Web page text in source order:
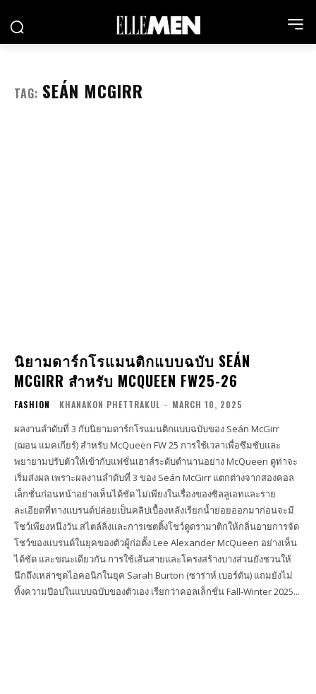
TAG: SEÁN MCGIRR
นิยามดาร์กโรแมนติกแบบฉบับ SEÁN
MCGIRR สำหรับ MCQUEEN FW25-26
FASHION KHANAKON PHETTRAKUL - MARCH 10, 2025
ผลงานลำดับที่ 3 กับนิยามดาร์กโรแมนติกแบบฉบับของ Seán McGirr
(ฌอน แมคเกียร์) สำหรับ McQueen FW 25 การใช้เวลาเพื่อซึมซับและ
พยายามปรับตัวให้เข้ากับแฟชั่นเฮาส์ระดับตำนานอย่าง McQueen ดูท่าจะ
เริ่มส่งผล เพราะผลงานลำดับที่ 3 ของ Seán McGirr แตกต่างจากสองคอล
เล็กชั่นก่อนหน้าอย่างเห็นได้ชัด ไม่เพียงในเรื่องของซิลลูเอทและราย
ละเอียดที่ทางแบรนด์ปล่อยเป็นคลิปเบื้องหลังเรียกน้ำย่อยออกมาก่อนจะมี
โชว์เพียงหนึ่งวัน สไตล์ลิ่งและการเซตติ้งโชว์ดูดรามาติกให้กลิ่นอายการจัด
โชว์ของแบรนด์ในยุคของตัวผู้ก่อตั้ง Lee Alexander McQueen อย่างเห็น
ได้ชัด และขณะเดียวกัน การใช้เส้นสายและโครงสร้างบางส่วนยังชวนให้
นึกถึงเหล่าชุดไอคอนิกในยุค Sarah Burton (ซาร่าห์ เบอร์ตัน) แถมยังไม่
ทิ้งความป๊อปในแบบฉบับของตัวเอง เรียกว่าคอลเล็กชั่น Fall-Winter 2025...